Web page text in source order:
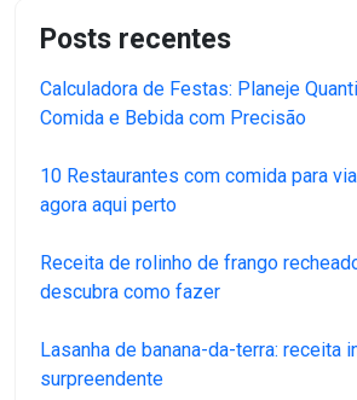
Posts recentes
Calculadora de Festas: Planeje
Comida e Bebida com Precisão
10 Restaurantes com comida para
agora aqui perto
Receita de rolinho de frango
descubra como fazer
Lasanha de banana-da-terra: receita
surpreendente